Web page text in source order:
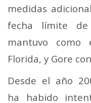
medidas
fecha límite
mantuvo como
Florida, y Gore
Desde el año
ha habido